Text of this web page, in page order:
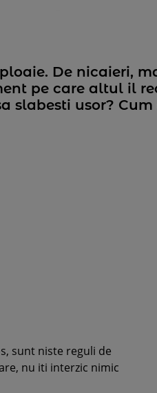
De nicaieri,
pe care altul il
slabesti usor?
sunt niste reguli de
nu iti interzic nimic